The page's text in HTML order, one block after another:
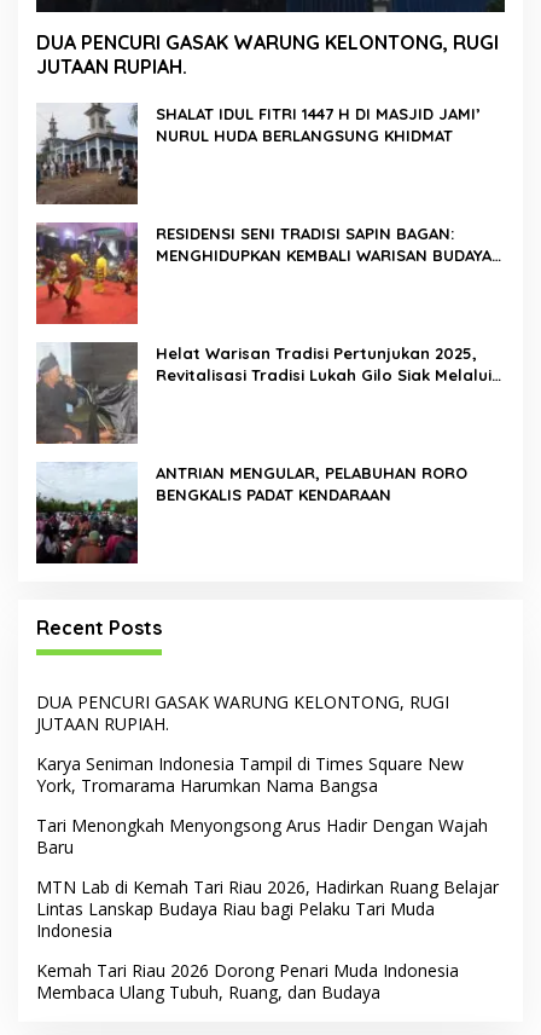
DUA PENCURI GASAK WARUNG KELONTONG, RUGI
JUTAAN RUPIAH.
SHALAT IDUL FITRI 1447 H DI MASJID JAMI’
NURUL HUDA BERLANGSUNG KHIDMAT
RESIDENSI SENI TRADISI SAPIN BAGAN:
MENGHIDUPKAN KEMBALI WARISAN BUDAYA
Helat Warisan Tradisi Pertunjukan 2025,
Revitalisasi Tradisi Lukah Gilo Siak Melalui
ANTRIAN MENGULAR, PELABUHAN RORO
BENGKALIS PADAT KENDARAAN
Recent Posts
DUA PENCURI GASAK WARUNG KELONTONG, RUGI
JUTAAN RUPIAH.
Karya Seniman Indonesia Tampil di Times Square New
York, Tromarama Harumkan Nama Bangsa
Tari Menongkah Menyongsong Arus Hadir Dengan Wajah
Baru
MTN Lab di Kemah Tari Riau 2026, Hadirkan Ruang Belajar
Lintas Lanskap Budaya Riau bagi Pelaku Tari Muda
Indonesia
Kemah Tari Riau 2026 Dorong Penari Muda Indonesia
Membaca Ulang Tubuh, Ruang, dan Budaya